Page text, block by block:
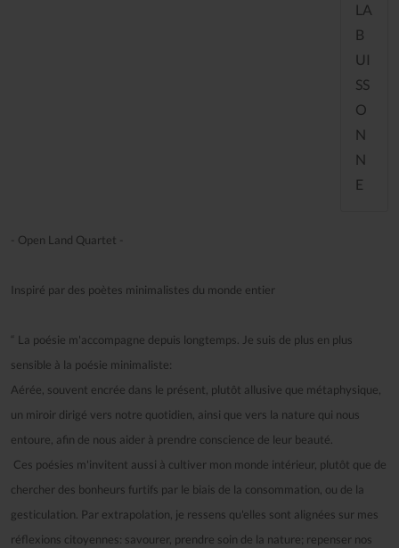
LA
B
UI
SS
O
N
N
E
- Open Land Quartet -
Inspiré par des poètes minimalistes du monde entier
“ La poésie m'accompagne depuis longtemps. Je suis de plus en plus
sensible à la poésie minimaliste:
Aérée, souvent encrée dans le présent, plutôt allusive que métaphysique,
un miroir dirigé vers notre quotidien, ainsi que vers la nature qui nous
entoure, afin de nous aider à prendre conscience de leur beauté.
Ces poésies m'invitent aussi à cultiver mon monde intérieur, plutôt que de
chercher des bonheurs furtifs par le biais de la consommation, ou de la
gesticulation. Par extrapolation, je ressens qu'elles sont alignées sur mes
réflexions citoyennes: savourer, prendre soin de la nature; repenser nos